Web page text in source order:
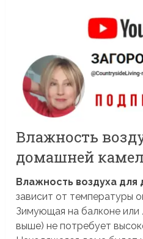
Влажность
домашней
Влажность воздуха
зависит от температуры
Зимующая на балконе или
выше) не потребует